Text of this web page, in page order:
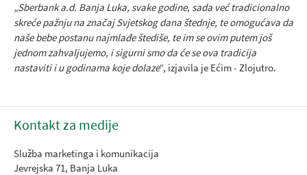
„Sberbank a.d. Banja Luka, svake godine, sada već tradicionalno
skreće pažnju na značaj Svjetskog dana štednje, te omogućava da
naše bebe postanu najmlađe štediše, te im se ovim putem još
jednom zahvaljujemo, i sigurni smo da će se ova tradicija
nastaviti i u godinama koje dolaze“, izjavila je Ećim - Zlojutro.
Kontakt za medije
Služba marketinga i komunikacija
Jevrejska 71, Banja Luka